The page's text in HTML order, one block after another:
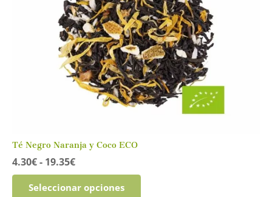
Té Negro Naranja y Coco ECO
4.30€ - 19.35€Rango
de
precios:
Seleccionar opciones